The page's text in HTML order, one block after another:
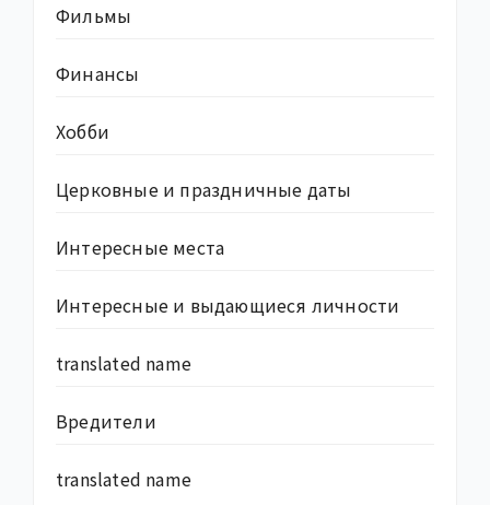
Фильмы
Финансы
Хобби
Церковные и праздничные даты
Интересные места
Интересные и выдающиеся личности
translated name
Вредители
translated name